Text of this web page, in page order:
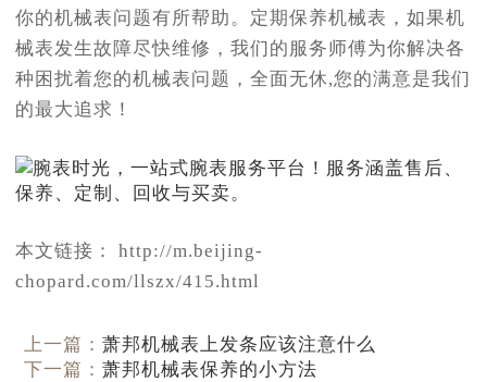
你的机械表问题有所帮助。定期保养机械表，如果机
械表发生故障尽快维修，我们的服务师傅为你解决各
种困扰着您的机械表问题，全面无休,您的满意是我们
的最大追求！
本文链接： http://m.beijing-
chopard.com/llszx/415.html
上一篇：萧邦机械表上发条应该注意什么
下一篇：萧邦机械表保养的小方法